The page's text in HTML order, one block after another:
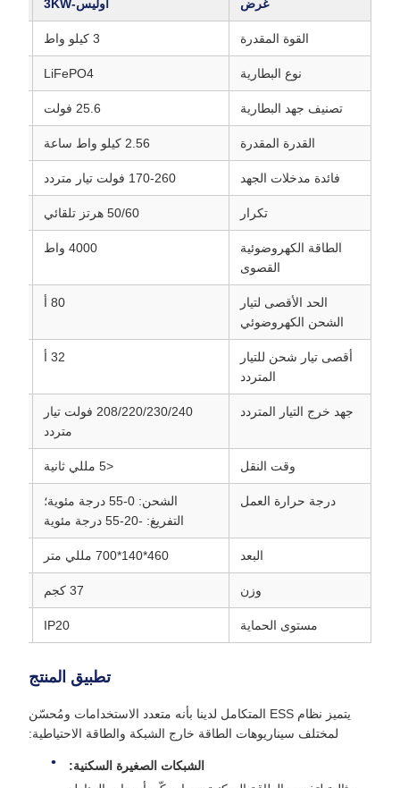
غرض أوليس-3KW
القوة المقدرة 3 كيلو واط
نوع البطارية LiFePO4
تصنيف جهد البطارية 25.6 فولت
القدرة المقدرة 2.56 كيلو واط ساعة
فائدة مدخلات الجهد 170-260 فولت تيار متردد
تكرار 50/60 هرتز تلقائي
الطاقة الكهروضوئية
القصوى
4000 واط
الحد الأقصى لتيار
الشحن الكهروضوئي
80 أ
أقصى تيار شحن للتيار
المتردد
32 أ
جهد خرج التيار المتردد
208/220/230/240 فولت تيار
متردد
وقت النقل <5 مللي ثانية
درجة حرارة العمل
الشحن: 0-55 درجة مئوية؛
التفريغ: -20-55 درجة مئوية
البعد 460*140*700 مللي متر
وزن 37 كجم
مستوى الحماية IP20
تطبيق المنتج
يتميز نظام ESS المتكامل لدينا بأنه متعدد الاستخدامات ومُحسّن
لمختلف سيناريوهات الطاقة خارج الشبكة والطاقة الاحتياطية:
الشبكات الصغيرة السكنية: